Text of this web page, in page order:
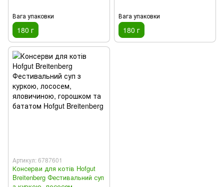
Вага упаковки
180 г
Вага упаковки
180 г
Артикул: 6787601
Консерви для котів Hofgut
Breitenberg Фестивальний суп